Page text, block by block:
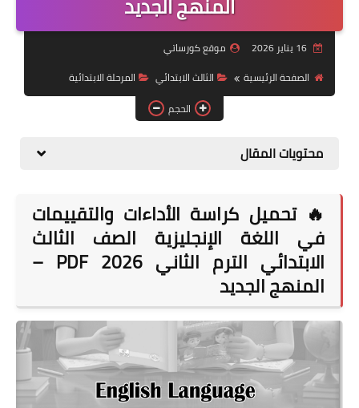
موضوعات
تكنولوجيا
قصص للأطفال
16 يناير 2026
موقع كورساتي
الصفحة الرئيسية
الثالث الابتدائي
المرحلة الابتدائية
الحجم
محتويات المقال
🔥 تحميل كراسة الأداءات والتقييمات
في اللغة الإنجليزية الصف الثالث
الابتدائي الترم الثاني 2026 PDF –
المنهج الجديد